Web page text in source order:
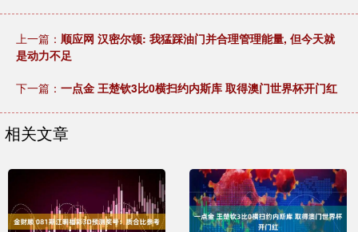
上一篇： 顺应网 汉密尔顿: 我猛踩油门并合理管理能量, 但今天就
是动力不足
下一篇： 一点金 王楚钦3比0横扫约内斯库 取得澳门世界杯开门红
相关文章